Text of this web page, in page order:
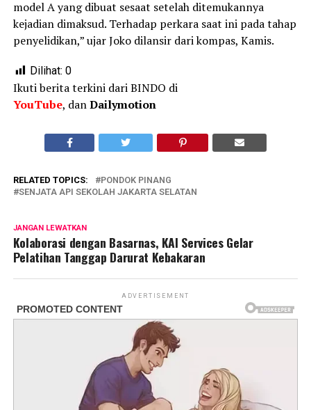
model A yang dibuat sesaat setelah ditemukannya
kejadian dimaksud. Terhadap perkara saat ini pada tahap
penyelidikan,” ujar Joko dilansir dari kompas, Kamis.
Dilihat: 0
Ikuti berita terkini dari BINDO di
YouTube, danDailymotion
RELATED TOPICS:
PONDOK PINANG
SENJATA API SEKOLAH JAKARTA SELATAN
JANGAN LEWATKAN
Kolaborasi dengan Basarnas, KAI Services Gelar
Pelatihan Tanggap Darurat Kebakaran
ADVERTISEMENT